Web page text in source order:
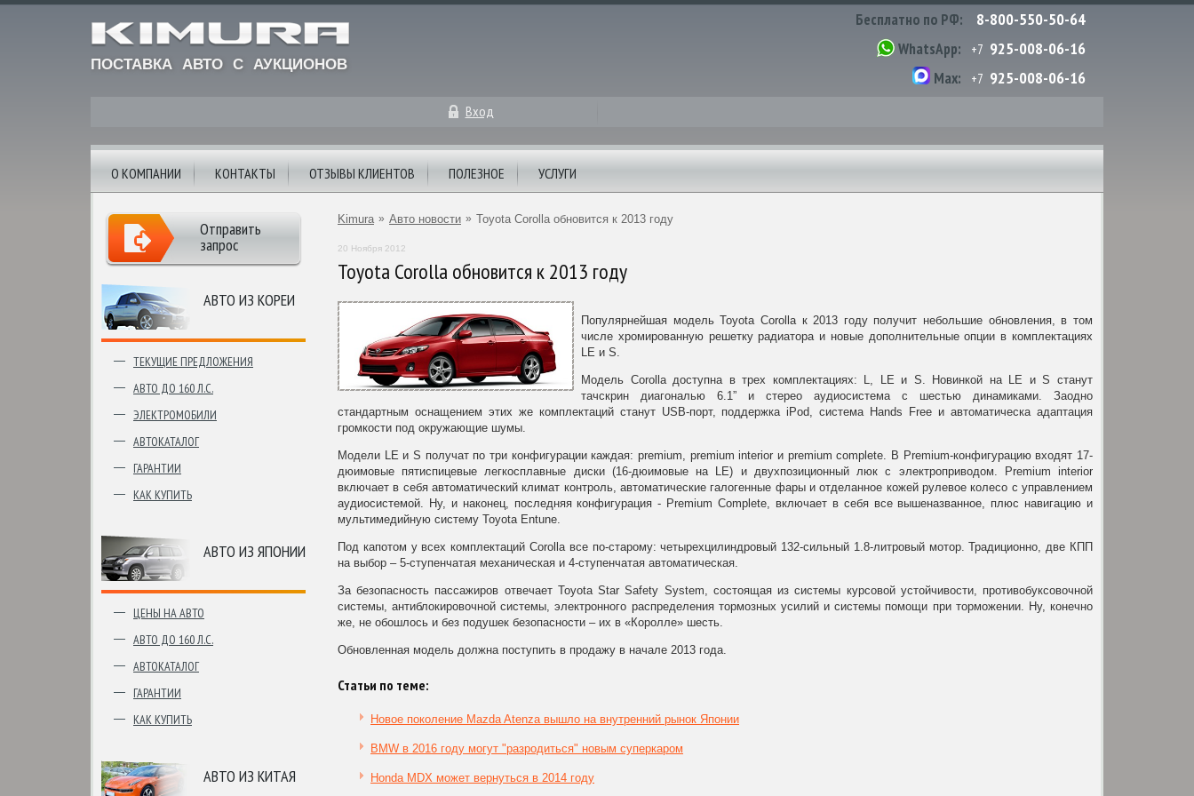
ПОСТАВКА АВТО С АУКЦИОНОВ
Бесплатно по РФ: 8-800-550-50-64
WhatsApp: +7 925-008-06-16
Max: +7 925-008-06-16
Вход
О КОМПАНИИ КОНТАКТЫ ОТЗЫВЫ КЛИЕНТОВ ПОЛЕЗНОЕ УСЛУГИ
АВТО ИЗ КОРЕИ
ТЕКУЩИЕ ПРЕДЛОЖЕНИЯ
АВТО ДО 160 Л.С.
ЭЛЕКТРОМОБИЛИ
АВТОКАТАЛОГ
ГАРАНТИИ
КАК КУПИТЬ
АВТО ИЗ ЯПОНИИ
ЦЕНЫ НА АВТО
АВТО ДО 160 Л.С.
АВТОКАТАЛОГ
ГАРАНТИИ
КАК КУПИТЬ
АВТО ИЗ КИТАЯ
Отправить
запрос
Kimura » Авто новости » Toyota Corolla обновится к 2013 году
20 Ноября 2012
Toyota Corolla обновится к 2013 году
Популярнейшая модель Toyota Corolla к 2013 году получит небольшие обновления, в том
числе хромированную решетку радиатора и новые дополнительные опции в комплектациях
LE и S.
Модель Corolla доступна в трех комплектациях: L, LE и S. Новинкой на LE и S станут
тачскрин диагональю 6.1” и стерео аудиосистема с шестью динамиками. Заодно
стандартным оснащением этих же комплектаций станут USB-порт, поддержка iPod, система Hands Free и автоматическа адаптация
громкости под окружающие шумы.
Модели LE и S получат по три конфигурации каждая: premium, premium interior и premium complete. В Premium-конфигурацию входят 17-
дюимовые пятиспицевые легкосплавные диски (16-дюимовые на LE) и двухпозиционный люк с электроприводом. Premium interior
включает в себя автоматический климат контроль, автоматические галогенные фары и отделанное кожей рулевое колесо с управлением
аудиосистемой. Ну, и наконец, последняя конфигурация - Premium Complete, включает в себя все вышеназванное, плюс навигацию и
мультимедийную систему Toyota Entune.
Под капотом у всех комплектаций Corolla все по-старому: четырехцилиндровый 132-сильный 1.8-литровый мотор. Традиционно, две КПП
на выбор – 5-ступенчатая механическая и 4-ступенчатая автоматическая.
За безопасность пассажиров отвечает Toyota Star Safety System, состоящая из системы курсовой устойчивости, противобуксовочной
системы, антиблокировочной системы, электронного распределения тормозных усилий и системы помощи при торможении. Ну, конечно
же, не обошлось и без подушек безопасности – их в «Королле» шесть.
Обновленная модель должна поступить в продажу в начале 2013 года.
Статьи по теме:
Новое поколение Mazda Atenza вышло на внутренний рынок Японии
BMW в 2016 году могут "разродиться" новым суперкаром
Honda MDX может вернуться в 2014 году